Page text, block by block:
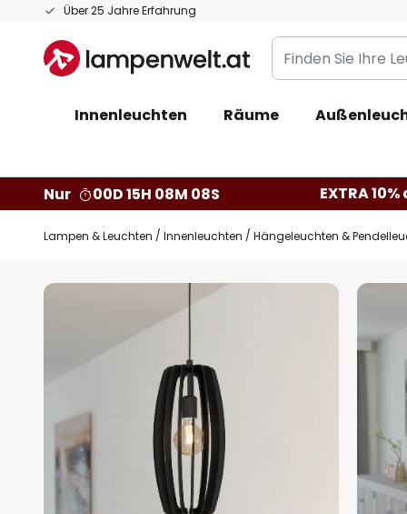
Über 25 Jahre Erfahrung
Zum
springen
Finden
Sie
Leuchte...
Innenleuchten Räume
Nur 00D 15H 08M 07S EXTRA
Lampen & Leuchten Innenleuchten Hängeleuchten &
Zum